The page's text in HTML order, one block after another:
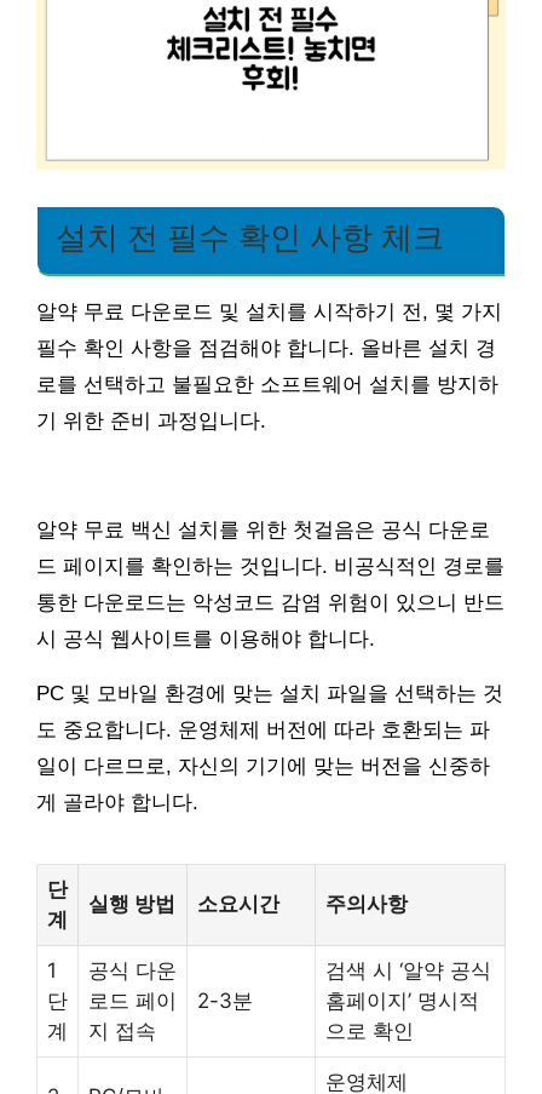
설치 전 필수 확인 사항 체크
알약 무료 다운로드 및 설치를 시작하기 전, 몇 가지
필수 확인 사항을 점검해야 합니다. 올바른 설치 경
로를 선택하고 불필요한 소프트웨어 설치를 방지하
기 위한 준비 과정입니다.
알약 무료 백신 설치를 위한 첫걸음은 공식 다운로
드 페이지를 확인하는 것입니다. 비공식적인 경로를
통한 다운로드는 악성코드 감염 위험이 있으니 반드
시 공식 웹사이트를 이용해야 합니다.
PC 및 모바일 환경에 맞는 설치 파일을 선택하는 것
도 중요합니다. 운영체제 버전에 따라 호환되는 파
일이 다르므로, 자신의 기기에 맞는 버전을 신중하
게 골라야 합니다.
단
계
실행 방법 소요시간 주의사항
1
단
계
공식 다운
로드 페이
지 접속
2-3분
검색 시 ‘알약 공식
홈페이지’ 명시적
으로 확인
운영체제